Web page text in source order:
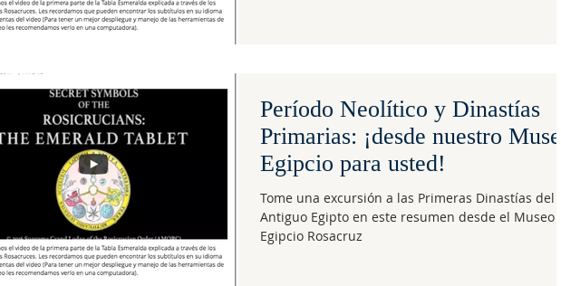
Período Neolítico y Dinastías
Primarias: ¡desde nuestro Museo
Egipcio para usted!
Tome una excursión a las Primeras Dinastías del
Antiguo Egipto en este resumen desde el Museo
Egipcio Rosacruz